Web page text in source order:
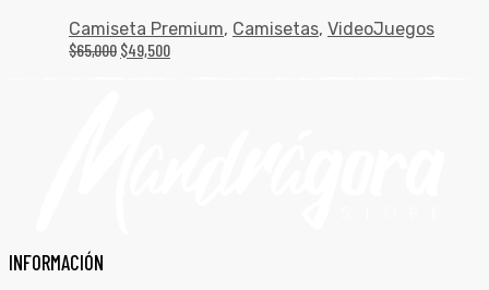
Camiseta Premium, Camisetas, VideoJuegos
$65,000 $49,500
INFORMACIÓN